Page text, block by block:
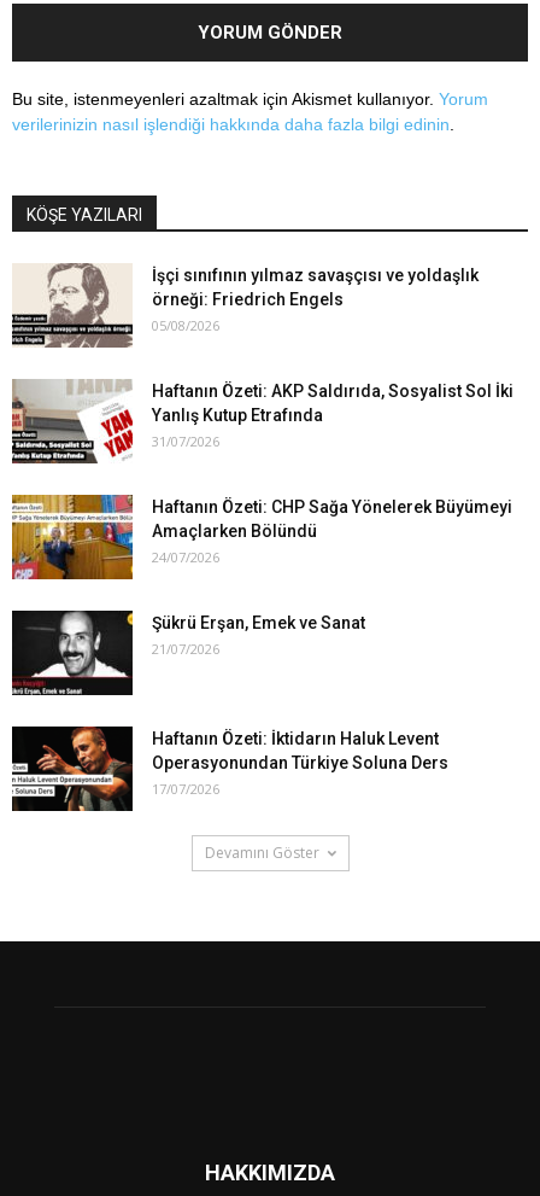
Bu site, istenmeyenleri azaltmak için Akismet kullanıyor. Yorum
verilerinizin nasıl işlendiği hakkında daha fazla bilgi edinin
KÖŞE YAZILARI
İşçi sınıfının yılmaz savaşçısı ve yoldaşlık
örneği: Friedrich Engels
05/08/2026
Haftanın Özeti: AKP Saldırıda, Sosyalist Sol İki
Yanlış Kutup Etrafında
31/07/2026
Haftanın Özeti: CHP Sağa Yönelerek Büyümeyi
Amaçlarken Bölündü
24/07/2026
Şükrü Erşan, Emek ve Sanat
21/07/2026
Haftanın Özeti: İktidarın Haluk Levent
Operasyonundan Türkiye Soluna Ders
17/07/2026
Devamını Göster
HAKKIMIZDA